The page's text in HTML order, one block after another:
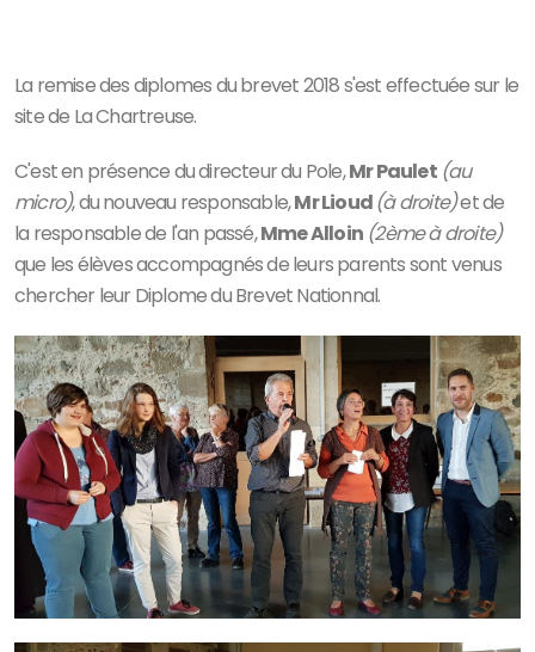
La remise des diplomes du brevet 2018 s'est effectuée sur le
site de La Chartreuse.
C'est en présence du directeur du Pole,Mr Paulet (au
micro), du nouveau responsable,Mr Lioud(à droite)et de
la responsable de l'an passé,Mme Alloin (2ème à droite)
que les élèves accompagnés de leurs parents sont venus
chercher leur Diplome du Brevet Nationnal.